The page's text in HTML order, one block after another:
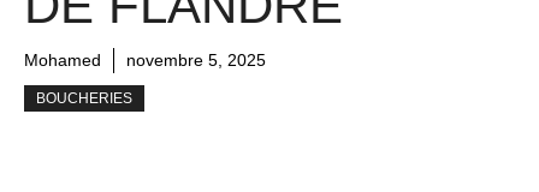
Mohamed novembre 5, 2025
BOUCHERIES